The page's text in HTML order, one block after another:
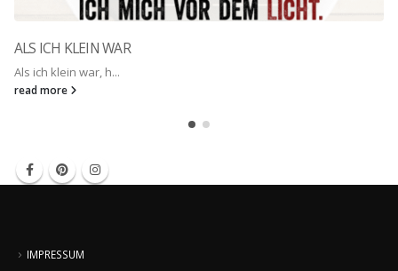
ALS ICH KLEIN WAR
Als ich klein war, h...
read more
IMPRESSUM